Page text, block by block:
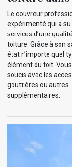
Le couvreur
expérimenté qui a
services d’une
toiture. Grâce à son
état n’importe quel
élément du toit.
soucis avec les
gouttières ou
supplémentaires.